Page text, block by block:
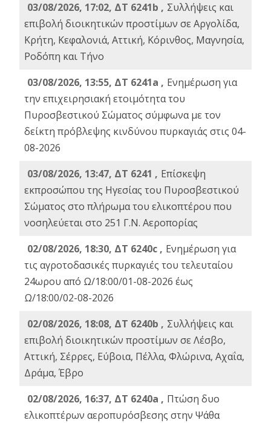
03/08/2026, 17:02, ΔΤ 6241b , Συλλήψεις και
επιβολή διοικητικών προστίμων σε Αργολίδα,
Κρήτη, Κεφαλονιά, Αττική, Κόρινθος, Μαγνησία,
Ροδόπη και Τήνο
03/08/2026, 13:55, ΔΤ 6241a , Ενημέρωση για
την επιχειρησιακή ετοιμότητα του
Πυροσβεστικού Σώματος σύμφωνα με τον
δείκτη πρόβλεψης κινδύνου πυρκαγιάς στις 04-
08-2026
03/08/2026, 13:47, ΔΤ 6241 , Επίσκεψη
εκπροσώπου της Ηγεσίας του Πυροσβεστικού
Σώματος στο πλήρωμα του ελικοπτέρου που
νοσηλεύεται στο 251 Γ.Ν. Αεροπορίας
02/08/2026, 18:30, ΔΤ 6240c , Ενημέρωση για
τις αγροτοδασικές πυρκαγιές του τελευταίου
24ωρου από Ω/18:00/01-08-2026 έως
Ω/18:00/02-08-2026
02/08/2026, 18:08, ΔΤ 6240b , Συλλήψεις και
επιβολή διοικητικών προστίμων σε Λέσβο,
Αττική, Σέρρες, Εύβοια, Πέλλα, Φλώρινα, Αχαΐα,
Δράμα, Έβρο
02/08/2026, 16:37, ΔΤ 6240a , Πτώση δυο
ελικοπτέρων αεροπυρόσβεσης στην Ψάθα